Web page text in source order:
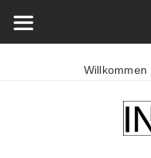
Willkommen